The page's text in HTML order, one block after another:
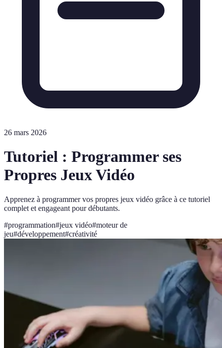
26 mars 2026
Tutoriel : Programmer ses
Propres Jeux Vidéo
Apprenez à programmer vos propres jeux vidéo grâce à ce tutoriel
complet et engageant pour débutants.
#programmation#jeux vidéo#moteur de
jeu#développement#créativité